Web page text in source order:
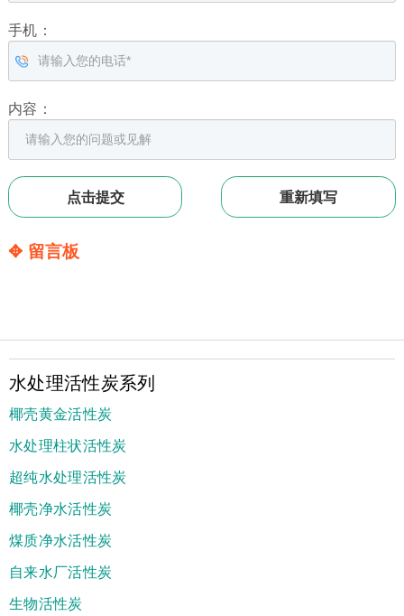
手机：
内容：
✥ 留言板
水处理活性炭系列
椰壳黄金活性炭
水处理柱状活性炭
超纯水处理活性炭
椰壳净水活性炭
煤质净水活性炭
自来水厂活性炭
生物活性炭